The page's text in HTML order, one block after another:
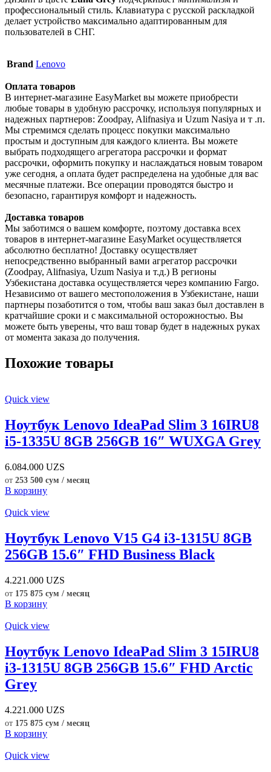
профессиональный стиль. Клавиатура с русской раскладкой
делает устройство максимально адаптированным для
пользователей в СНГ.
Brand Lenovo
Оплата товаров
В интернет-магазине EasyMarket вы можете приобрести
любые товары в удобную рассрочку, используя популярных и
надежных партнеров: Zoodpay, Alifnasiya и Uzum Nasiya и т .п.
Мы стремимся сделать процесс покупки максимально
простым и доступным для каждого клиента. Вы можете
выбрать подходящего агрегатора рассрочки и формат
рассрочки, оформить покупку и наслаждаться новым товаром
уже сегодня, а оплата будет распределена на удобные для вас
месячные платежи. Все операции проводятся быстро и
безопасно, гарантируя комфорт и надежность.
Доставка товаров
Мы заботимся о вашем комфорте, поэтому доставка всех
товаров в интернет-магазине EasyMarket осуществляется
абсолютно бесплатно! Доставку осуществляет
непосредственно выбранный вами агрегатор рассрочки
(Zoodpay, Alifnasiya, Uzum Nasiya и т.д.) В регионы
Узбекистана доставка осуществляется через компанию Fargo.
Независимо от вашего местоположения в Узбекистане, наши
партнеры позаботится о том, чтобы ваш заказ был доставлен в
кратчайшие сроки и с максимальной осторожностью. Вы
можете быть уверены, что ваш товар будет в надежных руках
от момента заказа до получения.
Похожие товары
Quick view
Ноутбук Lenovo IdeaPad Slim 3 16IRU8
i5-1335U 8GB 256GB 16″ WUXGA Grey
6.084.000 UZS
от 253 500 сум / месяц
В корзину
Quick view
Ноутбук Lenovo V15 G4 i3-1315U 8GB
256GB 15.6″ FHD Business Black
4.221.000 UZS
от 175 875 сум / месяц
В корзину
Quick view
Ноутбук Lenovo IdeaPad Slim 3 15IRU8
i3-1315U 8GB 256GB 15.6″ FHD Arctic
Grey
4.221.000 UZS
от 175 875 сум / месяц
В корзину
Quick view